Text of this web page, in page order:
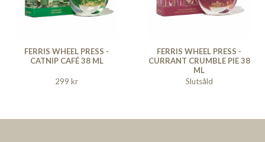
FERRIS WHEEL PRESS -
CATNIP CAFÉ 38 ML
299 kr
FERRIS WHEEL PRESS -
CURRANT CRUMBLE PIE 38
ML
Slutsåld